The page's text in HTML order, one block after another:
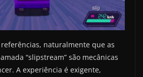
naturalmente que as
“slipstream” são mecânicas
A experiência é exigente,